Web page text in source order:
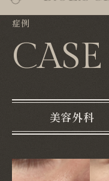
症例
CASE
美容外科